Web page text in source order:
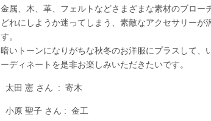
金属、木、革、フェルトなどさまざまな素材のブロー
どれにしようか迷ってしまう、素敵なアクセサリーが
す。
暗いトーンになりがちな秋冬のお洋服にプラスして、
ーディネートを是非お楽しみいただきたいです。
太田 憲 さん : 寄木
小原 聖子 さん : 金工